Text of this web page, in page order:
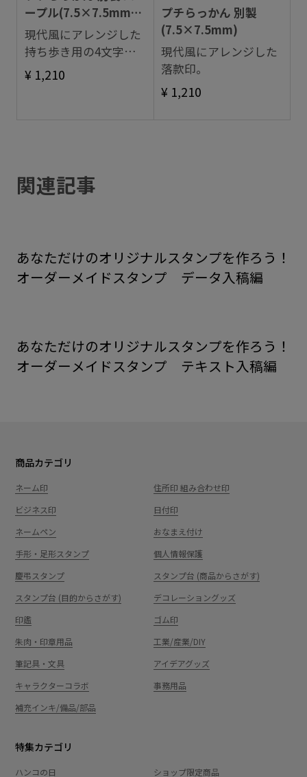
ープル(7.5×7.5mm) 4
文字数
現代風にアレンジした
持ち歩き用の4文字落
款印。
¥ 1,210
プチらっかん 別製
(7.5×7.5mm)
現代風にアレンジした
落款印。
¥ 1,210
関連記事
あなただけのオリジナルスタンプを作ろう！
オーダーメイドスタンプ データ入稿編
あなただけのオリジナルスタンプを作ろう！
オーダーメイドスタンプ テキスト入稿編
商品カテゴリ
ネーム印
住所印 組み合わせ印
ビジネス印
日付印
ネームペン
おなまえ付け
手形・足形スタンプ
個人情報保護
慶弔スタンプ
スタンプ台 (商品からさがす)
スタンプ台 (目的からさがす)
デコレーショングッズ
印鑑
ゴム印
朱肉・印章用品
工業/産業/DIY
筆記具・文具
アイデアグッズ
キャラクターコラボ
事務用品
補充インキ/備品/部品
特集カテゴリ
ハンコの日 ショップ限定商品